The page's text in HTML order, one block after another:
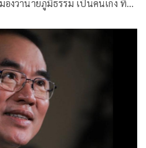
งว่านายภูมิธรรม เป็นคนเก่ง ที่มี
ทำให้นายทักษิณมีความไว้เนื้อเชื่อ